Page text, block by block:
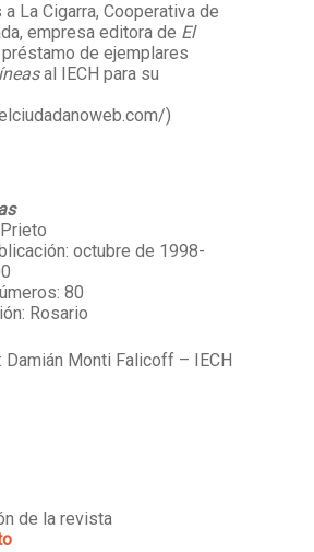
La Cigarra, Cooperativa de
empresa editora de El
de ejemplares
al IECH para su
)
octubre de 1998-
80
Rosario
Damián Monti Falicoff – IECH
de la revista